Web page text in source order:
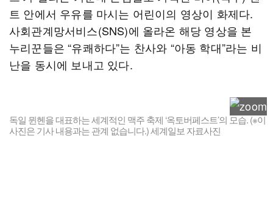
트 안에서 우유를 마시는 어린이의 영상이 화제다.
사회관계망서비스(SNS)에 올라온 해당 영상을 본
누리꾼들은 “유쾌하다”는 찬사와 “아동 학대”라는 비
난을 동시에 보내고 있다.
독일 뮌헨을 대표하는 세계적인 맥주 축제 ‘옥토버페스트’의 모습. (※이
사진은 기사 내용과는 관계 없습니다.) 세계일보 자료사진